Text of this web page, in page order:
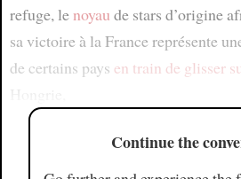
refuge, lenoyau de stars d’origine
sa victoire à la France représente
de certains pays en train de glisser
Continue the